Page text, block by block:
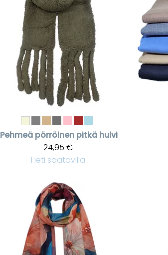
Pehmeä pörröinen pitkä huivi
24,95 €
Heti saatavilla